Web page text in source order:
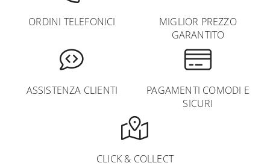
ORDINI TELEFONICI
MIGLIOR PREZZO
GARANTITO
ASSISTENZA CLIENTI
PAGAMENTI COMODI E
SICURI
CLICK & COLLECT